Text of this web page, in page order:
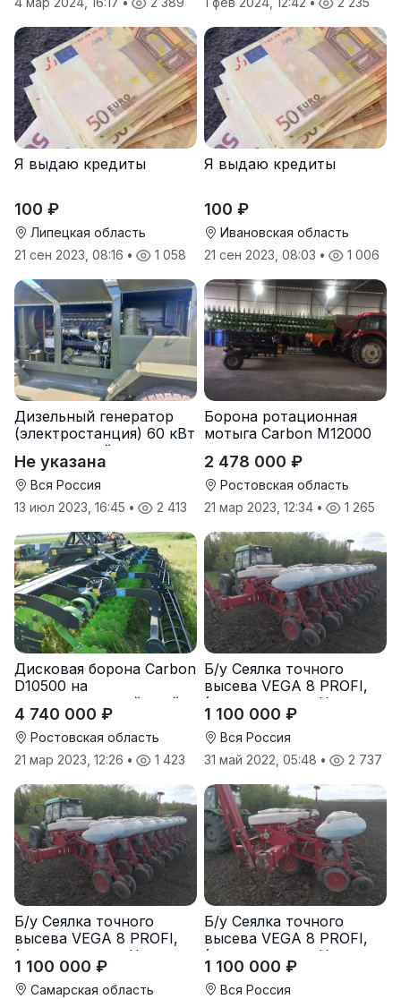
Я выдаю кредиты
100 ₽
Липецкая область
21 сен 2023, 08:16 • 1 058
Я выдаю кредиты
100 ₽
Ивановская область
21 сен 2023, 08:03 • 1 006
Дизельный генератор
(электростанция) 60 кВт
-автономный источник
электроэнергии
Не указана
Вся Россия
13 июл 2023, 16:45 • 2 413
Борона ротационная
мотыга Carbon М12000
2 478 000 ₽
Ростовская область
21 мар 2023, 12:34 • 1 265
Дисковая борона Carbon
D10500 на
подпружиненной стойке
(3D)
4 740 000 ₽
Ростовская область
21 мар 2023, 12:26 • 1 423
Б/у Сеялка точного
высева VEGA 8 PROFI,
(производство Червона
Зирка), 2016 г., в
отличном состоянии
1 100 000 ₽
Вся Россия
31 май 2022, 05:48 • 2 737
Б/у Сеялка точного
высева VEGA 8 PROFI,
(производство Червона
Зирка), 2016 г., в
отличном состоянии
1 100 000 ₽
Самарская область
Б/у Сеялка точного
высева VEGA 8 PROFI,
(производство Червона
Зирка), 2016 г., в
отличном состоянии
1 100 000 ₽
Вся Россия